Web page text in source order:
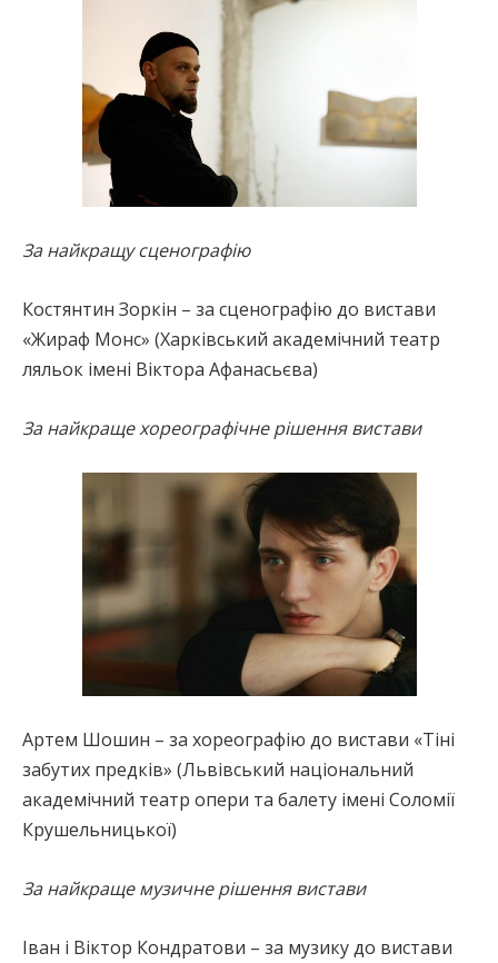
За найкращу сценографію
Костянтин Зоркін – за сценографію до вистави
«Жираф Монс» (Харківський академічний театр
ляльок імені Віктора Афанасьєва)
За найкраще хореографічне рішення вистави
Артем Шошин – за хореографію до вистави «Тіні
забутих предків» (Львівський національний
академічний театр опери та балету імені Соломії
Крушельницької)
За найкраще музичне рішення вистави
Іван і Віктор Кондратови – за музику до вистави